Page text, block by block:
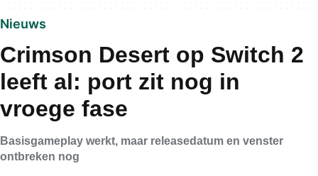
Nieuws
Crimson Desert op Switch 2
leeft al: port zit nog in
vroege fase
Basisgameplay werkt, maar releasedatum en venster
ontbreken nog